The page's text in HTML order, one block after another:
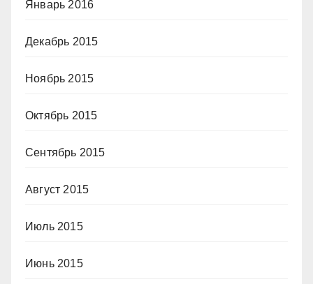
Январь 2016
Декабрь 2015
Ноябрь 2015
Октябрь 2015
Сентябрь 2015
Август 2015
Июль 2015
Июнь 2015